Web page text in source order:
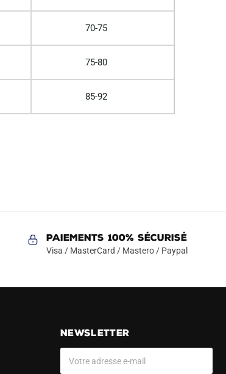
70-75
75-80
85-92
Paiements 100% Sécurisé
Visa / MasterCard / Mastero / Paypal
NEWSLETTER